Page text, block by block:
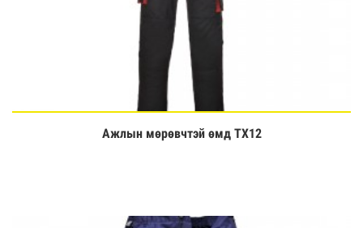
Үзэх
Ажлын мөрөвчтэй өмд TX12